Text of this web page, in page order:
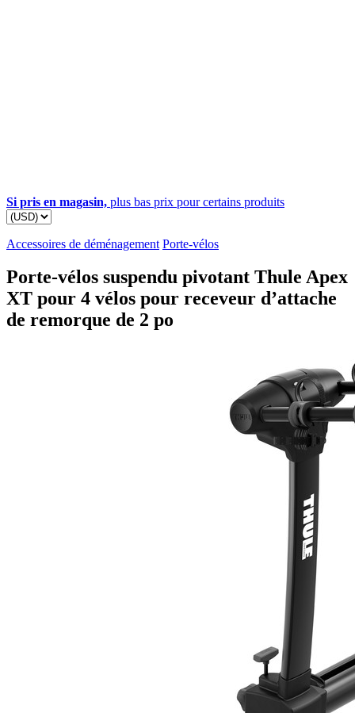
Si pris en magasin, plus bas prix pour certains produits
Accessoires de déménagement Porte-vélos
Porte-vélos suspendu pivotant Thule Apex
XT pour 4 vélos pour receveur d’attache
de remorque de 2 po